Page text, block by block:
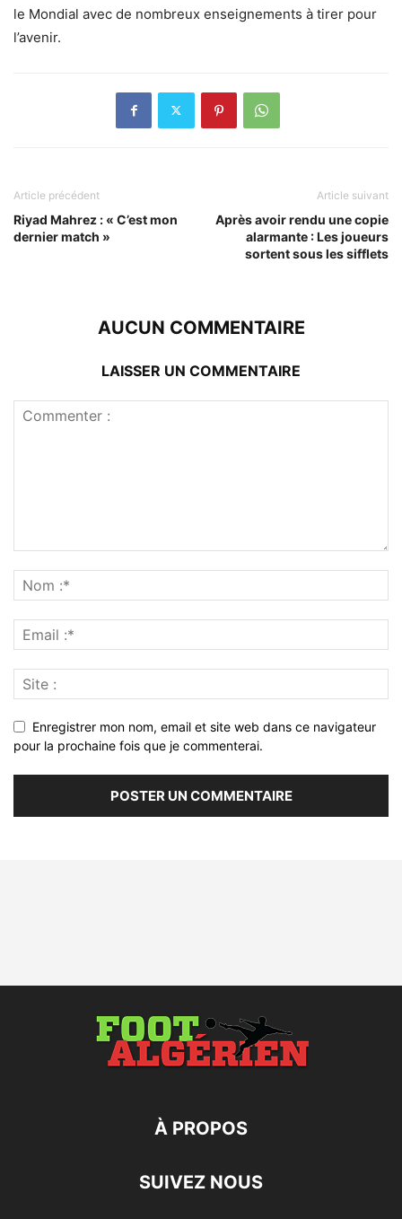
le Mondial avec de nombreux enseignements à tirer pour
l’avenir.
Article précédent
Riyad Mahrez : « C’est mon
dernier match »
Article suivant
Après avoir rendu une copie
alarmante : Les joueurs
sortent sous les sifflets
AUCUN COMMENTAIRE
LAISSER UN COMMENTAIRE
Enregistrer mon nom, email et site web dans ce navigateur
pour la prochaine fois que je commenterai.
À PROPOS
SUIVEZ NOUS